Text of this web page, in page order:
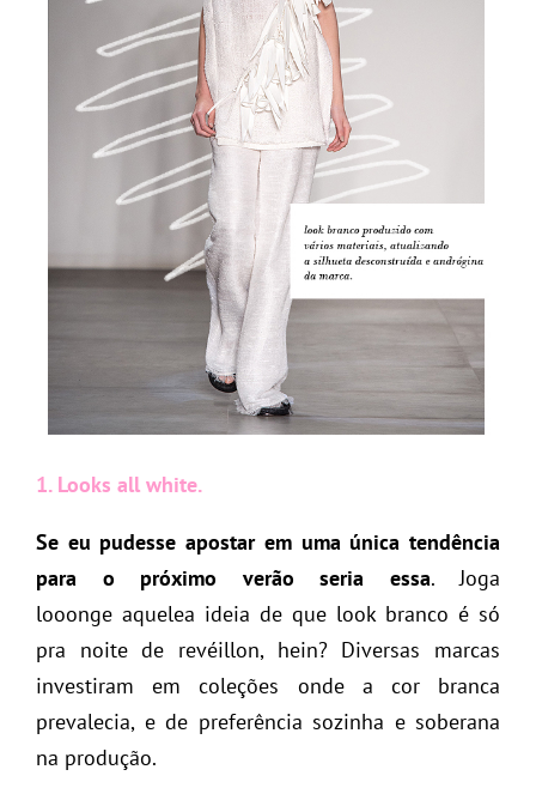
1. Looks all white.
Se eu pudesse apostar em uma única tendência
para o próximo verão seria essa. Joga
looonge aquelea ideia de que look branco é só
pra noite de revéillon, hein? Diversas marcas
investiram em coleções onde a cor branca
prevalecia, e de preferência sozinha e soberana
na produção.